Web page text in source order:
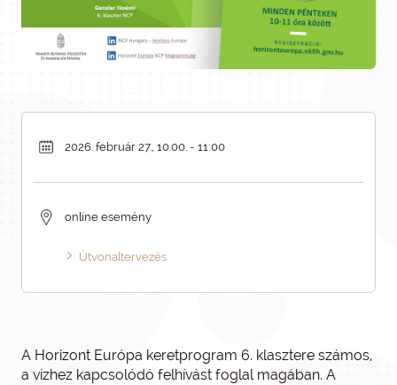
2026. február 27., 10.00. - 11:00
online esemény
Útvonaltervezés
A Horizont Európa keretprogram 6. klasztere számos,
a vízhez kapcsolódó felhívást foglal magában. A